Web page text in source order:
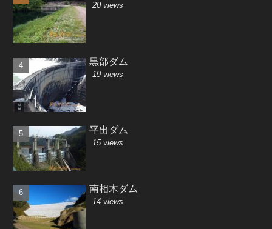
20 views
黒部ダム
19 views
平出ダム
15 views
南相木ダム
14 views